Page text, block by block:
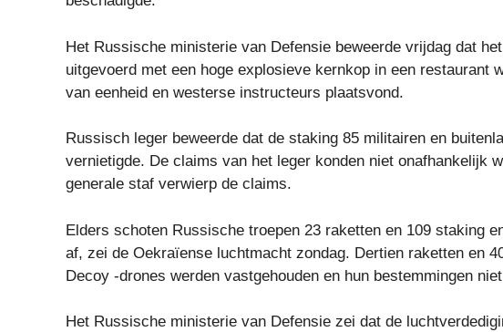
Het Russische ministerie van Defensie beweerde vrijdag dat
uitgevoerd met een hoge explosieve kernkop in een restaurant
van eenheid en westerse instructeurs plaatsvond.
Russisch leger beweerde dat de staking 85 militairen en
vernietigde. De claims van het leger konden niet onafhankelijk
generale staf verwierp de claims.
Elders schoten Russische troepen 23 raketten en 109 staking
af, zei de Oekraïense luchtmacht zondag. Dertien raketten en
Decoy -drones werden vastgehouden en hun bestemmingen
Het Russische ministerie van Defensie zei dat de